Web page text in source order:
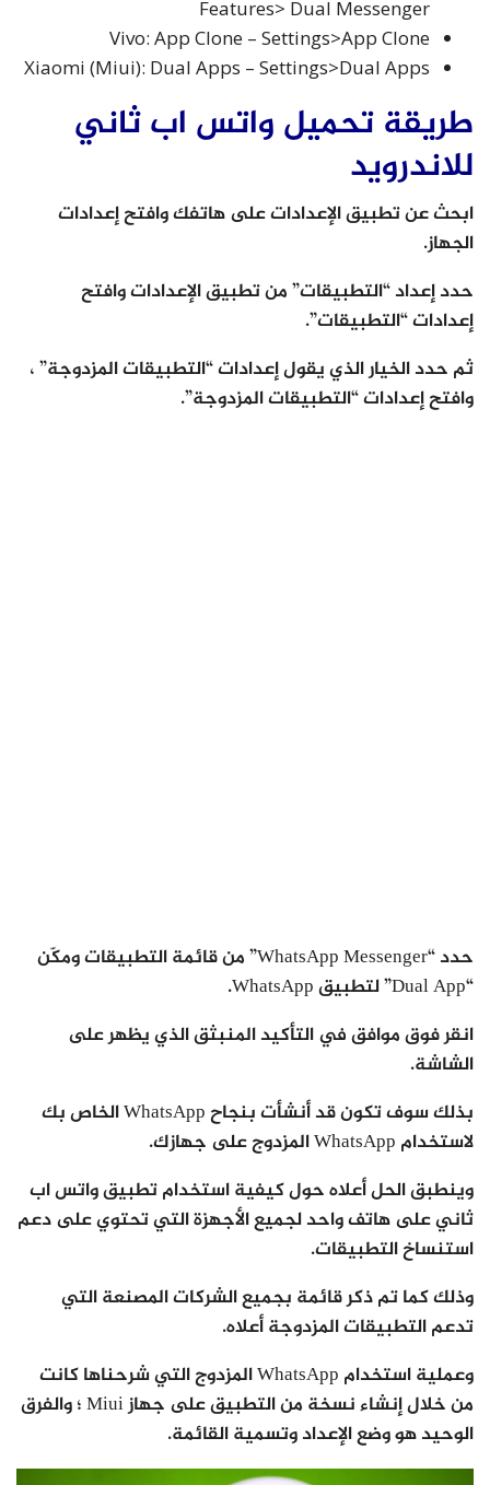
Features> Dual Messenger
Vivo: App Clone – Settings>App Clone
Xiaomi (Miui): Dual Apps – Settings>Dual Apps
طريقة تحميل واتس اب ثاني
للاندرويد
ابحث عن تطبيق الإعدادات على هاتفك وافتح إعدادات
الجهاز.
حدد إعداد “التطبيقات” من تطبيق الإعدادات وافتح
إعدادات “التطبيقات”.
ثم حدد الخيار الذي يقول إعدادات “التطبيقات المزدوجة” ،
وافتح إعدادات “التطبيقات المزدوجة”.
حدد “WhatsApp Messenger” من قائمة التطبيقات ومكّن
“Dual App” لتطبيق WhatsApp.
انقر فوق موافق في التأكيد المنبثق الذي يظهر على
الشاشة.
بذلك سوف تكون قد أنشأت بنجاح WhatsApp الخاص بك
لاستخدام WhatsApp المزدوج على جهازك.
وينطبق الحل أعلاه حول كيفية استخدام تطبيق واتس اب
ثاني على هاتف واحد لجميع الأجهزة التي تحتوي على دعم
استنساخ التطبيقات.
وذلك كما تم ذكر قائمة بجميع الشركات المصنعة التي
تدعم التطبيقات المزدوجة أعلاه.
وعملية استخدام WhatsApp المزدوج التي شرحناها كانت
من خلال إنشاء نسخة من التطبيق على جهاز Miui ؛ والفرق
الوحيد هو وضع الإعداد وتسمية القائمة.